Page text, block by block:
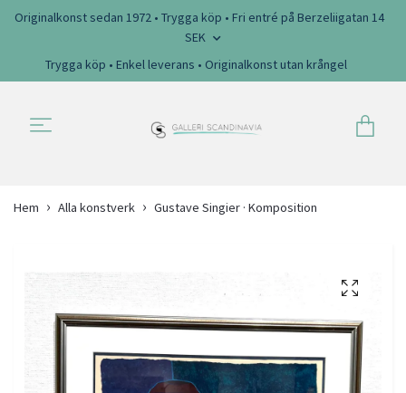
Originalkonst sedan 1972 • Trygga köp • Fri entré på Berzeliigatan 14
SEK
Trygga köp • Enkel leverans • Originalkonst utan krångel
Hem Alla konstverk Gustave Singier · Komposition